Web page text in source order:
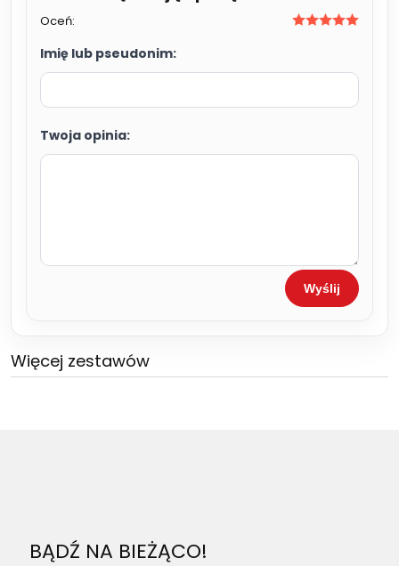
Oceń:
Imię lub pseudonim:
Twoja opinia:
Wyślij
Więcej zestawów
BĄDŹ NA BIEŻĄCO!